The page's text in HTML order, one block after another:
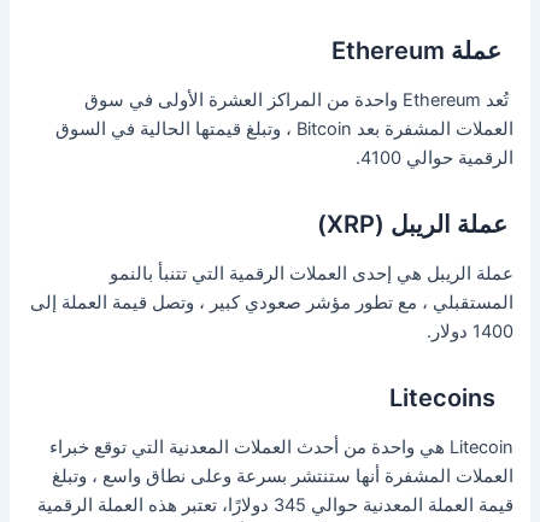
عملة Ethereum
تُعد Ethereum واحدة من المراكز العشرة الأولى في سوق
العملات المشفرة بعد Bitcoin ، وتبلغ قيمتها الحالية في السوق
الرقمية حوالي 4100.
عملة الريبل (XRP)
عملة الريبل هي إحدى العملات الرقمية التي تتنبأ بالنمو
المستقبلي ، مع تطور مؤشر صعودي كبير ، وتصل قيمة العملة إلى
1400 دولار.
Litecoin هي واحدة من أحدث العملات المعدنية التي توقع خبراء
العملات المشفرة أنها ستنتشر بسرعة وعلى نطاق واسع ، وتبلغ
قيمة العملة المعدنية حوالي 345 دولارًا، تعتبر هذه العملة الرقمية